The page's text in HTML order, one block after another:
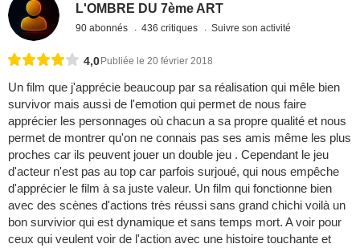
L'OMBRE DU 7ème ART
90 abonnés 436 critiques Suivre son activité
4,0 Publiée le 20 février 2018
Un film que j'apprécie beaucoup par sa réalisation qui mêle bien
survivor mais aussi de l'emotion qui permet de nous faire
apprécier les personnages où chacun a sa propre qualité et nous
permet de montrer qu'on ne connais pas ses amis même les plus
proches car ils peuvent jouer un double jeu . Cependant le jeu
d'acteur n'est pas au top car parfois surjoué, qui nous empêche
d'apprécier le film à sa juste valeur. Un film qui fonctionne bien
avec des scènes d'actions très réussi sans grand chichi voilà un
bon survivior qui est dynamique et sans temps mort. A voir pour
ceux qui veulent voir de l'action avec une histoire touchante et